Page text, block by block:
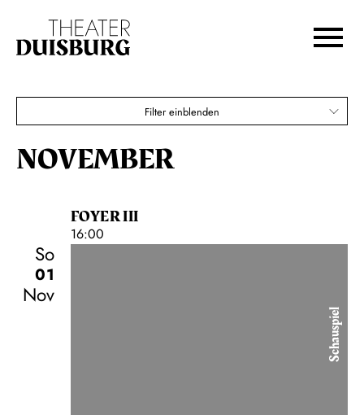
Zur Hauptnavigation springen
Zum Footer springen
Großstadt
NOVEMBER
FOYER III
16:00
So
01
Nov
Schauspiel